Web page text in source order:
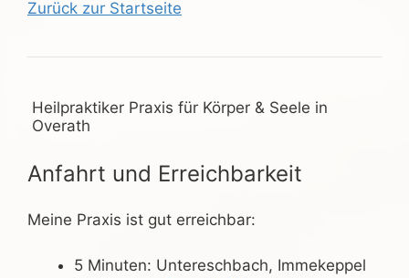
Zurück zur Startseite
Heilpraktiker Praxis für Körper & Seele in
Overath
Anfahrt und Erreichbarkeit
Meine Praxis ist gut erreichbar:
5 Minuten: Untereschbach, Immekeppel